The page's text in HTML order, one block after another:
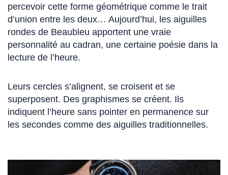
percevoir cette forme géométrique comme le trait
d’union entre les deux… Aujourd’hui, les aiguilles
rondes de Beaubleu apportent une vraie
personnalité au cadran, une certaine poésie dans la
lecture de l’heure.
Leurs cercles s’alignent, se croisent et se
superposent. Des graphismes se créent. Ils
indiquent l’heure sans pointer en permanence sur
les secondes comme des aiguilles traditionnelles.